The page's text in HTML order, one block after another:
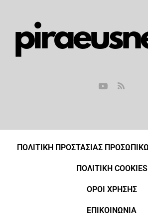
ΠΟΛΙΤΙΚΗ ΠΡΟΣΤΑΣΙΑΣ
ΠΟΛΙΤΙΚΗ COOKIES
ΟΡΟΙ ΧΡΗΣΗΣ
ΕΠΙΚΟΙΝΩΝΙΑ